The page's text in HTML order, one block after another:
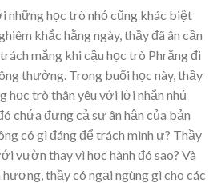
những học trò nhỏ cũng khác biệt
khắc hằng ngày, thầy đã ân cần
mắng khi cậu học trò Phrăng đi
thường. Trong buổi học này, thầy
học trò thân yêu với lời nhắn nhủ
chứa đựng cả sự ân hận của bản
có gì đáng để trách mình ư? Thầy
vườn thay vì học hành đó sao? Và
thầy có ngại ngùng gì cho các